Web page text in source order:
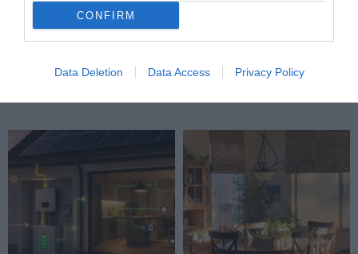
CONFIRM
Data Deletion Data Access Privacy Policy
LEKÓKAD? LEHET, HOGY A
A VIZET A NÖVÉNYBŐL
AKADÁLYOZD MEG, HOGY
VÁLJON AZ OTTHONOD